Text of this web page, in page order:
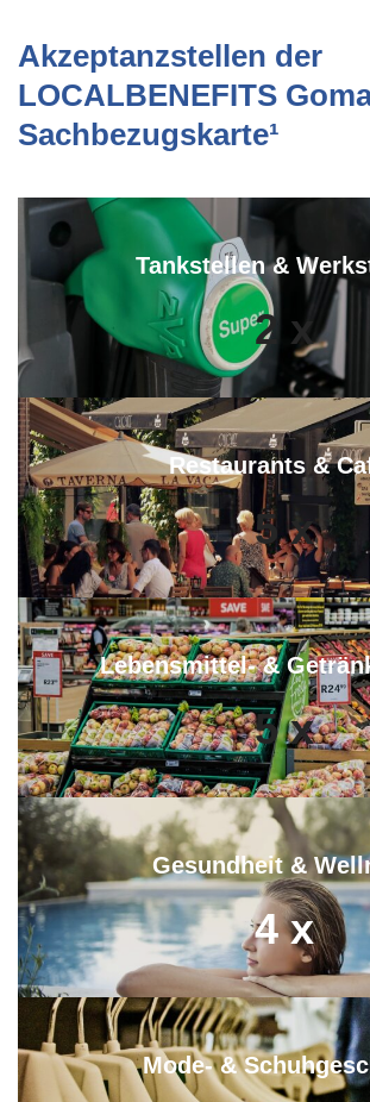
Akzeptanzstellen der
LOCALBENEFITS
Sachbezugskarte¹
Tankstellen &
2 x
Restaurants &
5 x
Lebensmittel- &
5 x
Gesundheit &
4 x
Mode- &